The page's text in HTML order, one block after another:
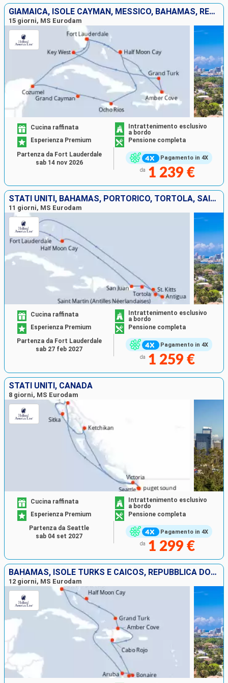
GIAMAICA, ISOLE CAYMAN, MESSICO, BAHAMAS, REPUBBLICA DOMINICANA, ISOLE TURKS E CAICOS, STATI UNITI
15 giorni, MS Eurodam
Pagamento in 4X
Cucina raffinata
Intrattenimento esclusivo
a bordo
Esperienza Premium
Pensione completa
da 1 239 €
Partenza da Fort Lauderdale
sab 14 nov 2026
STATI UNITI, BAHAMAS, PORTORICO, TORTOLA, SAINT MARTIN, ANTIGUA E BARBUDA
11 giorni, MS Eurodam
Pagamento in 4X
Cucina raffinata
Intrattenimento esclusivo
a bordo
Esperienza Premium
Pensione completa
da 1 259 €
Partenza da Fort Lauderdale
sab 27 feb 2027
STATI UNITI, CANADA
8 giorni, MS Eurodam
Pagamento in 4X
Cucina raffinata
Intrattenimento esclusivo
a bordo
Esperienza Premium
Pensione completa
da 1 299 €
Partenza da Seattle
sab 04 set 2027
BAHAMAS, ISOLE TURKS E CAICOS, REPUBBLICA DOMINICANA, BONAIRE, ARUBA, STATI UNITI
12 giorni, MS Eurodam